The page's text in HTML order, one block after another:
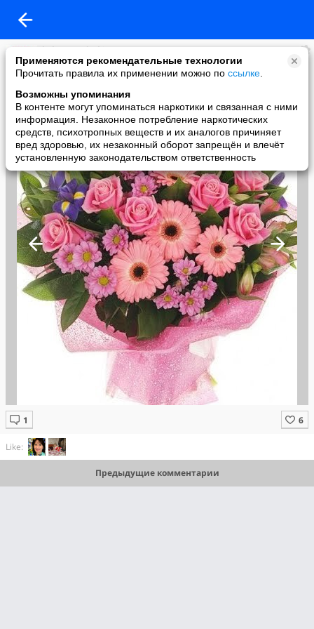
Применяются рекомендательные технологии
Прочитать правила их применении можно по ссылке
Возможны упоминания
В контенте могут упоминаться наркотики и связанная с ними
информация. Незаконное потребление наркотических
средств, психотропных веществ и их аналогов причиняет
вред здоровью, их незаконный оборот запрещён и влечёт
установленную законодательством ответственность
kaluga-podarki.ru
added a photo
30 Jul в 10:44
Like:
Предыдущие комментарии